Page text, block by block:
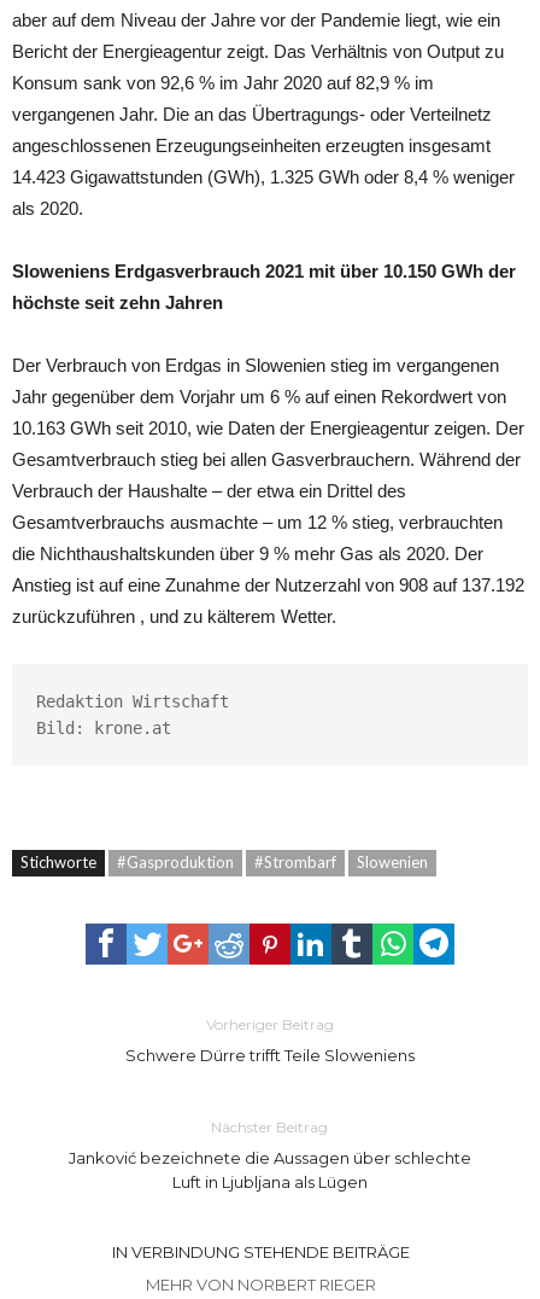
aber auf dem Niveau der Jahre vor der Pandemie liegt, wie ein
Bericht der Energieagentur zeigt. Das Verhältnis von Output zu
Konsum sank von 92,6 % im Jahr 2020 auf 82,9 % im
vergangenen Jahr. Die an das Übertragungs- oder Verteilnetz
angeschlossenen Erzeugungseinheiten erzeugten insgesamt
14.423 Gigawattstunden (GWh), 1.325 GWh oder 8,4 % weniger
als 2020.
Sloweniens Erdgasverbrauch 2021 mit über 10.150 GWh der
höchste seit zehn Jahren
Der Verbrauch von Erdgas in Slowenien stieg im vergangenen
Jahr gegenüber dem Vorjahr um 6 % auf einen Rekordwert von
10.163 GWh seit 2010, wie Daten der Energieagentur zeigen. Der
Gesamtverbrauch stieg bei allen Gasverbrauchern. Während der
Verbrauch der Haushalte – der etwa ein Drittel des
Gesamtverbrauchs ausmachte – um 12 % stieg, verbrauchten
die Nichthaushaltskunden über 9 % mehr Gas als 2020. Der
Anstieg ist auf eine Zunahme der Nutzerzahl von 908 auf 137.192
zurückzuführen , und zu kälterem Wetter.
Redaktion Wirtschaft
Bild: krone.at
Stichworte #Gasproduktion #Strombarf Slowenien
Vorheriger Beitrag
Schwere Dürre trifft Teile Sloweniens
Nächster Beitrag
Janković bezeichnete die Aussagen über schlechte
Luft in Ljubljana als Lügen
IN VERBINDUNG STEHENDE BEITRÄGE
MEHR VON NORBERT RIEGER